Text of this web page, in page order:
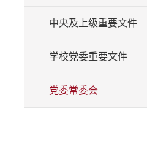
中央及上级重要文件
学校党委重要文件
党委常委会